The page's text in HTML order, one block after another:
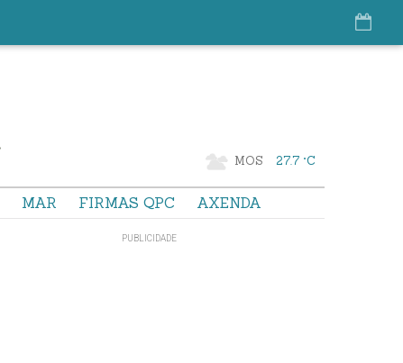
MOS 27.7 °C
MAR FIRMAS QPC AXENDA